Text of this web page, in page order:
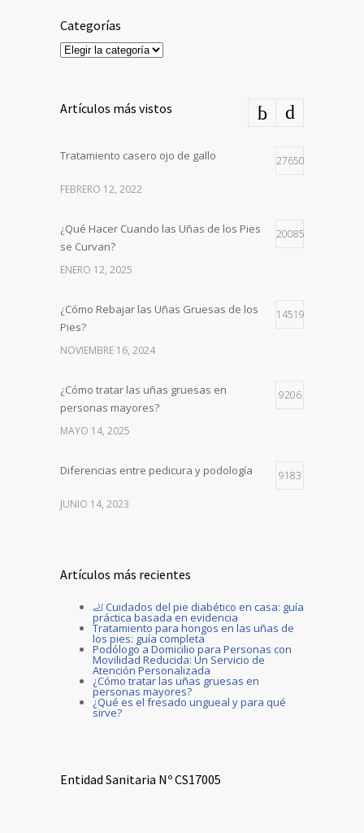
Categorías
Categorías
Artículos más vistos
Tratamiento casero ojo de gallo 27650
FEBRERO 12, 2022
¿Qué Hacer Cuando las Uñas de los Pies
se Curvan?
20085
ENERO 12, 2025
¿Cómo Rebajar las Uñas Gruesas de los
Pies?
14519
NOVIEMBRE 16, 2024
¿Cómo tratar las uñas gruesas en
personas mayores?
9206
MAYO 14, 2025
Diferencias entre pedicura y podología 9183
JUNIO 14, 2023
Artículos más recientes
🦶 Cuidados del pie diabético en casa: guía
práctica basada en evidencia
Tratamiento para hongos en las uñas de
los pies: guía completa
Podólogo a Domicilio para Personas con
Movilidad Reducida: Un Servicio de
Atención Personalizada
¿Cómo tratar las uñas gruesas en
personas mayores?
¿Qué es el fresado ungueal y para qué
sirve?
Entidad Sanitaria Nº CS17005